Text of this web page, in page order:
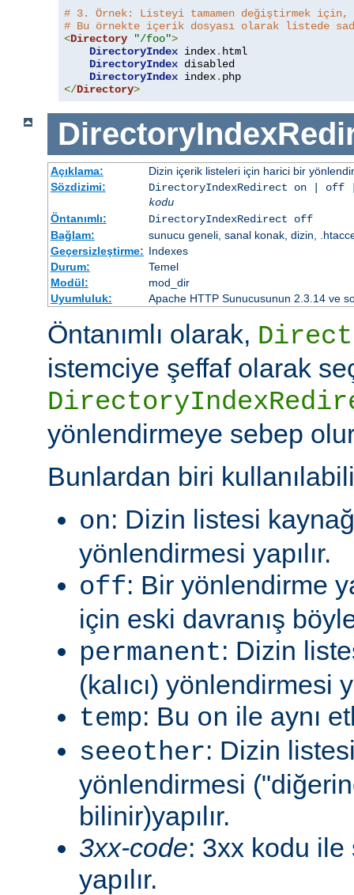
# 3. Örnek: Listeyi tamamen değiştirmek
# Bu örnekte içerik dosyası olarak listede
<Directory "/foo">
DirectoryIndex index. html
DirectoryIndex disabled
DirectoryIndex index.
</Directory>
Açıklama:
Dizin içerik listeleri için harici bir
Sözdizimi:
DirectoryIndexRedirect on |
kodu
Öntanımlı:
DirectoryIndexRedirect off
Bağlam:
sunucu geneli, sanal konak, dizin,
Geçersizleştirme: Indexes
Durum:
Temel
Modül:
mod_dir
Uyumluluk:
Apache HTTP Sunucusunun 2.3.14 ve
Öntanımlı olarak,
istemciye şeffaf olarak
yönlendirmeye sebep
Bunlardan biri
on: Dizin listesi
yönlendirmesi yapılır.
off: Bir yönlendirme
için eski davranış
permanent: Dizin
(kalıcı) yönlendirmesi
temp: Bu on ile aynı
seeother: Dizin
yönlendirmesi
bilinir)yapılır.
3xx-code: 3xx kodu
yapılır.